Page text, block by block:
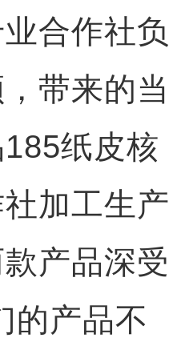
合作社负
带来的当
纸皮核
加工生产
产品深受
的产品不